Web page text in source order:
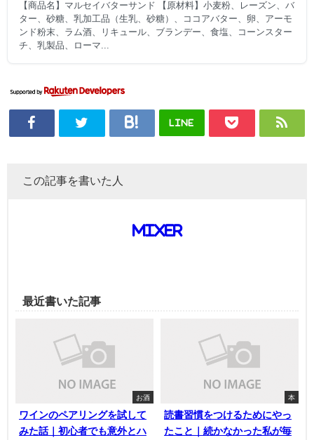
【商品名】マルセイバターサンド 【原材料】小麦粉、レーズン、バ
ター、砂糖、乳加工品（生乳、砂糖）、ココアバター、卵、アーモ
ンド粉末、ラム酒、リキュール、ブランデー、食塩、コーンスター
チ、乳製品、ローマ...
LINE
この記事を書いた人
mixer
最近書いた記事
お酒
ワインのペアリングを試して
みた話｜初心者でも意外とハ
本
読書習慣をつけるためにやっ
たこと｜続かなかった私が毎